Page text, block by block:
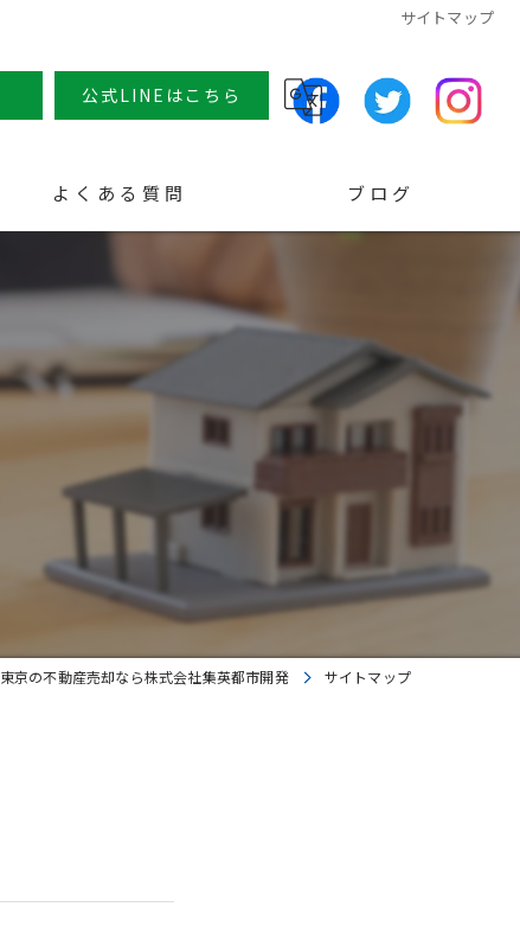
サイトマップ
公式LINEはこちら
よくある質問 ブログ
東京の不動産売却なら株式会社集英都市開発 サイトマップ